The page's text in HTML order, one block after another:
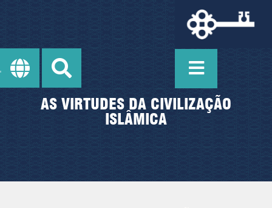
AS VIRTUDES DA CIVILIZAÇÃO
ISLÂMICA